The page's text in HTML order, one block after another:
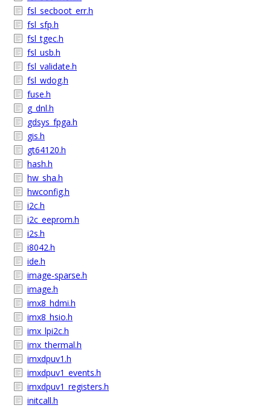
fsl_secboot_err.h
fsl_sfp.h
fsl_tgec.h
fsl_usb.h
fsl_validate.h
fsl_wdog.h
fuse.h
g_dnl.h
gdsys_fpga.h
gis.h
gt64120.h
hash.h
hw_sha.h
hwconfig.h
i2c.h
i2c_eeprom.h
i2s.h
i8042.h
ide.h
image-sparse.h
image.h
imx8_hdmi.h
imx8_hsio.h
imx_lpi2c.h
imx_thermal.h
imxdpuv1.h
imxdpuv1_events.h
imxdpuv1_registers.h
initcall.h